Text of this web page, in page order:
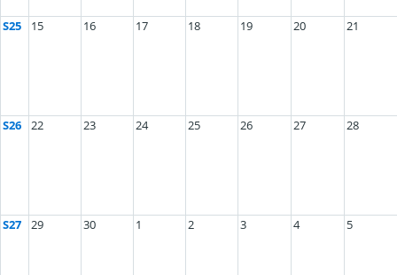
S25 15 16 17 18 19 20 21
S26 22 23 24 25 26 27 28
S27 29 30 1 2 3 4 5